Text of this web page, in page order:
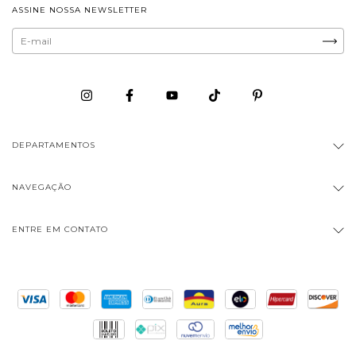
ASSINE NOSSA NEWSLETTER
DEPARTAMENTOS
NAVEGAÇÃO
ENTRE EM CONTATO